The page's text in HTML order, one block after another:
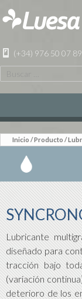
(+34) 976 50 07 89
AL
Inicio /Producto /
Lubricante
diseñado para
tracción bajo
(variación
deterioro de los